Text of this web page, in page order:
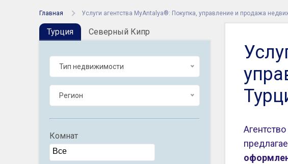
Главная Услуги агентства MyAntalya®: Покупка, управление и продажа
Турция Северный Кипр
Тип недвижимости
Регион
Комнат
Агентство